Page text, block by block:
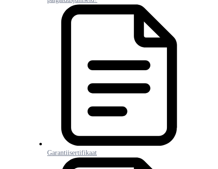
Garantiisertifikaat